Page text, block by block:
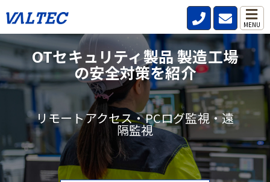
MENU
OTセキュリティ製品 製造工場
の安全対策を紹介
リモートアクセス・PCログ監視・遠
隔監視